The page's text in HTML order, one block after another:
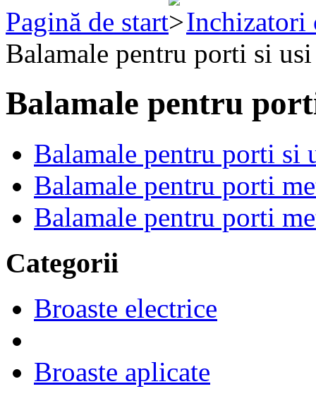
Pagină de start
Inchizatori
Balamale pentru porti si
Balamale pentru
Balamale pentru porti si
Balamale pentru porti
Balamale pentru porti
Categorii
Broaste electrice
Broaste aplicate